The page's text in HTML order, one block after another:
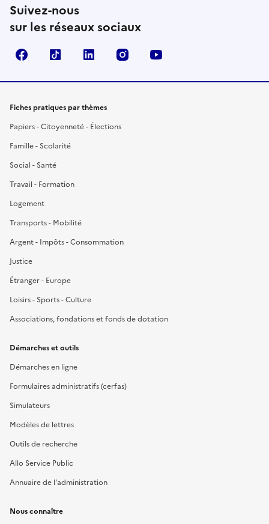
Suivez-nous
sur les réseaux sociaux
FacebookTikTok LinkedIn Instagram
Fiches pratiques par thèmes
Papiers - Citoyenneté - Élections
Famille - Scolarité
Social - Santé
Travail - Formation
Logement
Transports - Mobilité
Argent - Impôts - Consommation
Justice
Étranger - Europe
Loisirs - Sports - Culture
Associations, fondations et fonds de dotation
Démarches et outils
Démarches en ligne
Formulaires administratifs (cerfas)
Simulateurs
Modèles de lettres
Outils de recherche
Allo Service Public
Annuaire de l'administration
Nous connaître